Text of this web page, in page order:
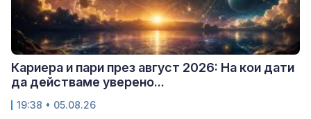
Кариера и пари през август 2026: На кои дати
да действаме уверено...
19:38 • 05.08.26